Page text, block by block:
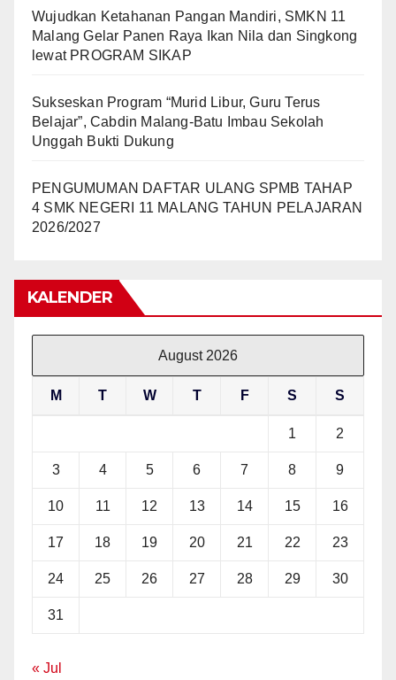
Wujudkan Ketahanan Pangan Mandiri, SMKN 11
Malang Gelar Panen Raya Ikan Nila dan Singkong
lewat PROGRAM SIKAP
Sukseskan Program “Murid Libur, Guru Terus
Belajar”, Cabdin Malang-Batu Imbau Sekolah
Unggah Bukti Dukung
PENGUMUMAN DAFTAR ULANG SPMB TAHAP
4 SMK NEGERI 11 MALANG TAHUN PELAJARAN
2026/2027
KALENDER
August 2026
M T W T F S S
1 2
3 4 5 6 7 8 9
10 11 12 13 14 15 16
17 18 19 20 21 22 23
24 25 26 27 28 29 30
31
« Jul